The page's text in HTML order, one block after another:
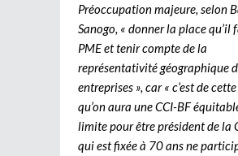
Préoccupation majeure, selon
Sanogo, « donner la place qu’il
PME et tenir compte de la
représentativité géographique
entreprises », car « c’est de
qu’on aura une CCI-BF équitable
limite pour être président de la
qui est fixée à 70 ans ne